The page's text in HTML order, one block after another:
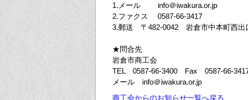
1.メール info＠iwakura.or.jp
2.ファクス 0587-66-3417
3.郵送 〒482-0042 岩倉市中本町西
★問合先
岩倉市商工会
TEL 0587-66-3400 Fax 0587-66-
メール info＠iwakura.or.jp
商工会からのお知らせ一覧へ戻る